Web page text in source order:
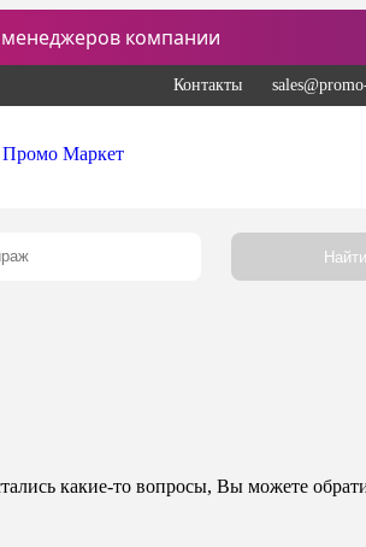
компании
Контакты
Найти
какие-то вопросы, Вы можете